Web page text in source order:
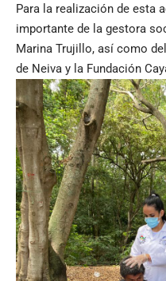
Para la realización de esta
importante de la gestora
Marina Trujillo, así como
de Neiva y la Fundación